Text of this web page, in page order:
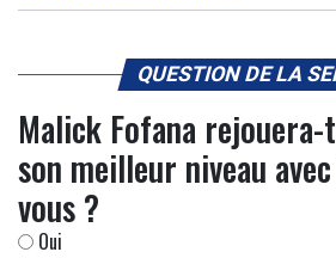
QUESTION DE LA
Malick Fofana
son meilleur niveau
vous ?
Oui